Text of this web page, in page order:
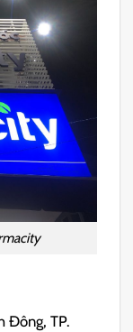
Đông, TP.